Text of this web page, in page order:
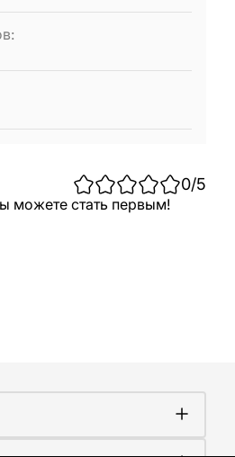
:
0/5
можете стать первым!